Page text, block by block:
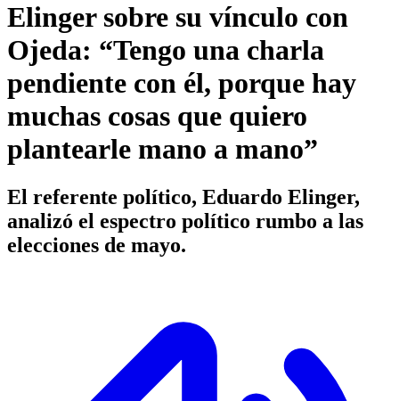
Elinger sobre su vínculo con
Ojeda: “Tengo una charla
pendiente con él, porque hay
muchas cosas que quiero
plantearle mano a mano”
El referente político, Eduardo Elinger,
analizó el espectro político rumbo a las
elecciones de mayo.